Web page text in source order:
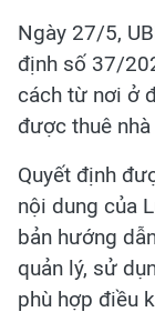
Ngày 27/5,
định số 37/
cách từ nơi ở
được thuê
Quyết định
nội dung của
bản hướng
quản lý, sử
phù hợp điều